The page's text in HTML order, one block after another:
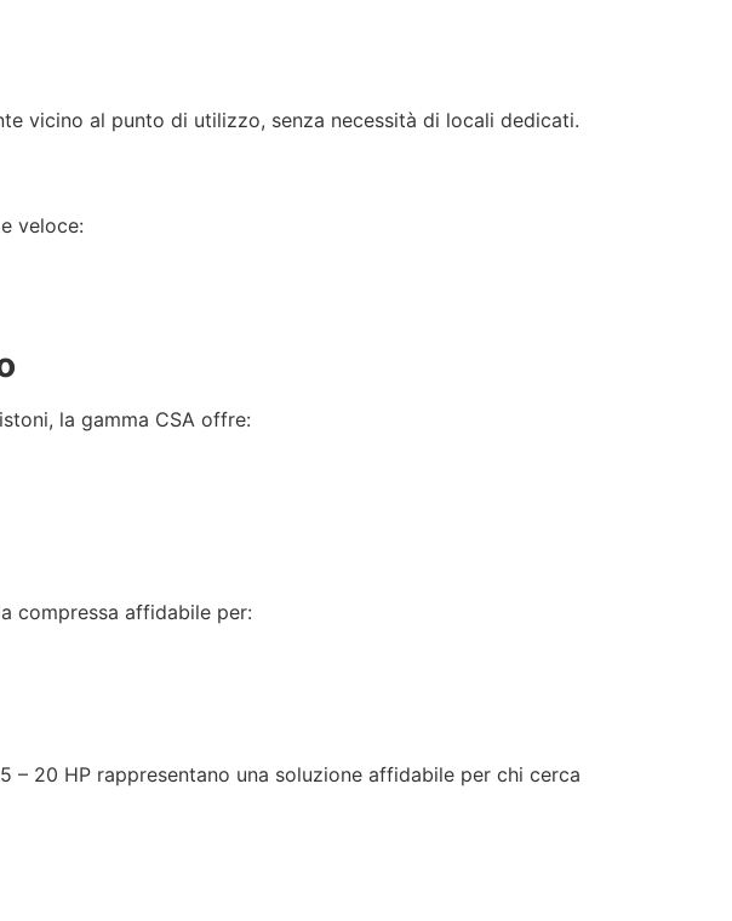
vicino al punto di utilizzo, senza necessità di locali dedicati.
veloce:
la gamma CSA offre:
compressa affidabile per:
– 20 HP rappresentano una soluzione affidabile per chi cerca